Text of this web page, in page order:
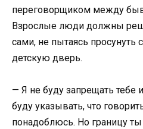
переговорщиком между
Взрослые люди должны
сами, не пытаясь просунуть
детскую дверь.
— Я не буду запрещать тебе
буду указывать, что
понадоблюсь. Но границу